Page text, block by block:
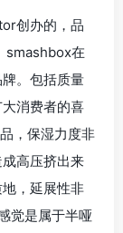
创办的，品
smashbox在
。包括质量
消费者的喜
，保湿力度非
高压挤出来
，延展性非
觉是属于半哑